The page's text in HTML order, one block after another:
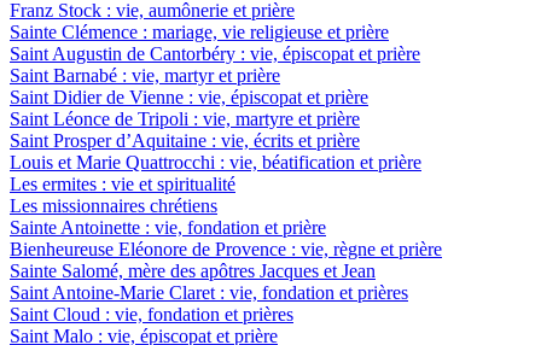
Franz Stock : vie, aumônerie et prière
Sainte Clémence : mariage, vie religieuse et prière
Saint Augustin de Cantorbéry : vie, épiscopat et prière
Saint Barnabé : vie, martyr et prière
Saint Didier de Vienne : vie, épiscopat et prière
Saint Léonce de Tripoli : vie, martyre et prière
Saint Prosper d’Aquitaine : vie, écrits et prière
Louis et Marie Quattrocchi : vie, béatification et prière
Les ermites : vie et spiritualité
Les missionnaires chrétiens
Sainte Antoinette : vie, fondation et prière
Bienheureuse Eléonore de Provence : vie, règne et prière
Sainte Salomé, mère des apôtres Jacques et Jean
Saint Antoine-Marie Claret : vie, fondation et prières
Saint Cloud : vie, fondation et prières
Saint Malo : vie, épiscopat et prière